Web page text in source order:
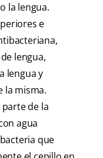
la lengua.
e
lengua,
lengua y
la misma.
de la
agua
que